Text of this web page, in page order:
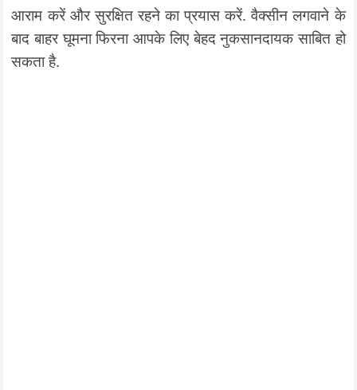
आराम करें और सुरक्षित रहने का प्रयास करें. वैक्सीन लगवाने के
बाद बाहर घूमना फिरना आपके लिए बेहद नुकसानदायक साबित हो
सकता है.